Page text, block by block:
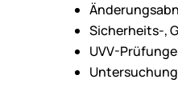
Sicherheits-,
UVV-